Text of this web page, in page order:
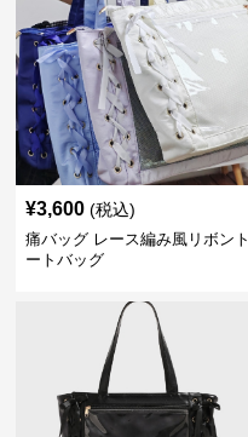
¥3,600 (税込)
痛バッグ レース編み風リボント
ートバッグ